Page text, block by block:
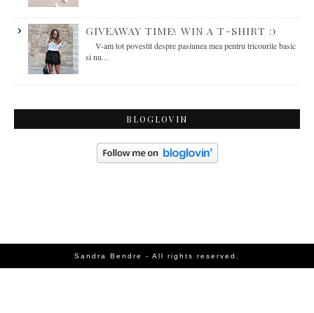
GIVEAWAY TIME! WIN A T-SHIRT :)
V-am tot povestit despre pasiunea mea pentru tricourile basic
si nu...
BLOGLOVIN
Sandra Bendre - All rights reserved.